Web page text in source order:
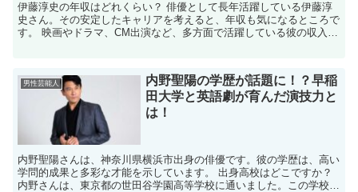
伊藤淳史の年収はどれくらい？ 俳優として長年活躍している伊藤淳
史さん。その安定したキャリアを考えると、年収も気になるところで
す。 映画やドラマ、CM出演など、多方面で活躍している彼の収入に
男性芸能人
内野聖陽の学歴が話題に！？早稲
田大学と英語劇が育んだ演技力と
は！
内野聖陽さんは、神奈川県横浜市出身の俳優です。彼の学歴は、高い
学問的成果と多彩な才能を示しています。 出身高校はどこですか？
内野さんは、東京都の世田谷学園高等学校に通いました。この学校